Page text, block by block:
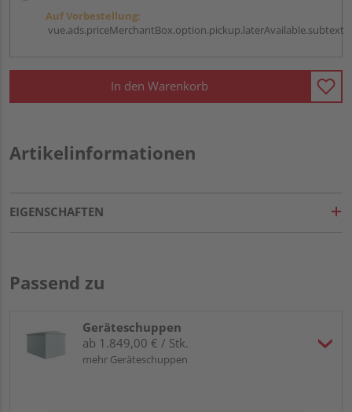
Auf Vorbestellung:
vue.ads.priceMerchantBox.option.pickup.laterAvailable.subtext
In den Warenkorb
Artikelinformationen
EIGENSCHAFTEN
Passend zu
Geräteschuppen
ab 1.849,00 € / Stk.
mehr Geräteschuppen